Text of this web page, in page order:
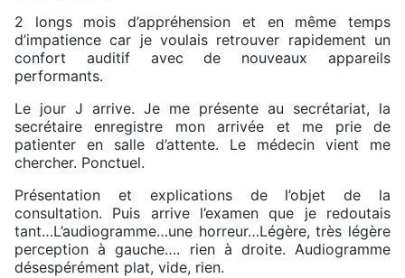
2 longs mois d’appréhension et en même temps
d’impatience car je voulais retrouver rapidement un
confort auditif avec de nouveaux appareils
performants.
Le jour J arrive. Je me présente au secrétariat, la
secrétaire enregistre mon arrivée et me prie de
patienter en salle d’attente. Le médecin vient me
chercher. Ponctuel.
Présentation et explications de l’objet de la
consultation. Puis arrive l’examen que je redoutais
tant…L’audiogramme…une horreur…Légère, très légère
perception à gauche…. rien à droite. Audiogramme
désespérément plat, vide, rien.